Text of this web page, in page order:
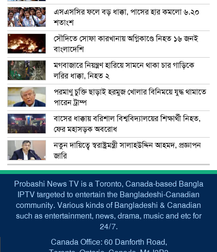
এসএসসির ফলে বড় ধাক্কা, পাসের হার কমলো ৬.২০
শতাংশ
সৌদিতে সোফা কারখানায় অগ্নিকাণ্ডে নিহত ১৬ জনই
বাংলাদেশি
মগবাজারে নিয়ন্ত্রণ হারিয়ে সামনে থাকা চার গাড়িকে
লরির ধাক্কা, নিহত ২
পরমাণু চুক্তি ছাড়াই হরমুজ খোলার বিনিময়ে যুদ্ধ থামাতে
পারেন ট্রাম্প
বাসের ধাক্কায় বরিশাল বিশ্ববিদ্যালয়ের শিক্ষার্থী নিহত,
ফের মহাসড়ক অবরোধ
নতুন দায়িত্বে স্বরাষ্ট্রমন্ত্রী সালাহউদ্দিন আহমদ, প্রজ্ঞাপন
জারি
Probashi News TV is a Toronto, Canada-based Bangla
IPTV targeted to entertain the Bangladeshi-Canadian
community. Various kinds of Bangladeshi & Canadian
such as entertainment, news, drama, music and etc for
24/7.
Canada Office: 60 Danforth Road,